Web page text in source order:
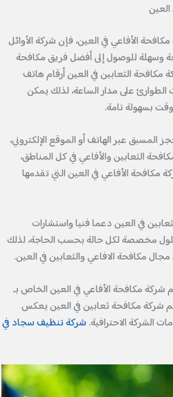
الأفاعي في العين، فإن شركة الأوائل
للوصول إلى أفضل فريق مكافحة
الثعابين في العين أرقام هاتف
على مدار الساعة، لذلك يمكن
بسهولة تامة.
المسبق عبر الهاتف أو الموقع الإلكتروني،
الثعابين والأفاعي في كل المناطق،
مكافحة الأفاعي في العين التي تقدمها
في العين دعما فنيا واستشارات
مخصصة لكل حالة بحسب الحاجة، لذلك
مكافحة الافاعي والثعابين في العين.
شركة مكافحة الأفاعي في العين الخاص بـ
شركة مكافحة ثعابين في العين يعكس
الشركة الاحترافية.شركة تنظيف سجاد في